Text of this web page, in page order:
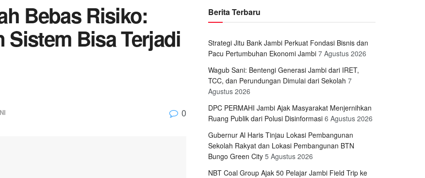
Bebas Risiko:
Bisa Terjadi
0
Berita Terbaru
Strategi Jitu Bank Jambi Perkuat Fondasi Bisnis dan
Pacu Pertumbuhan Ekonomi Jambi 7 Agustus 2026
Wagub Sani: Bentengi Generasi Jambi dari IRET,
TCC, dan Perundungan Dimulai dari Sekolah 7
Agustus 2026
DPC PERMAHI Jambi Ajak Masyarakat Menjernihkan
Ruang Publik dari Polusi Disinformasi 6 Agustus 2026
Gubernur Al Haris Tinjau Lokasi Pembangunan
Sekolah Rakyat dan Lokasi Pembangunan BTN
Bungo Green City 5 Agustus 2026
NBT Coal Group Ajak 50 Pelajar Jambi Field Trip ke